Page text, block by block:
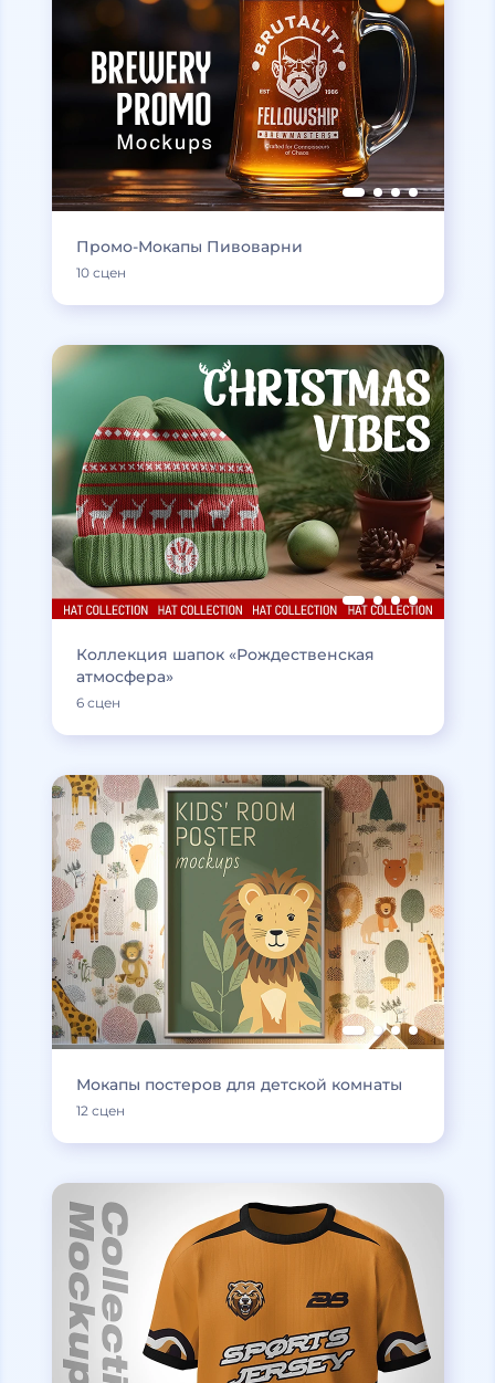
Промо-Мокапы Пивоварни
10 сцен
Коллекция шапок «Рождественская
атмосфера»
6 сцен
Мокапы постеров для детской комнаты
12 сцен